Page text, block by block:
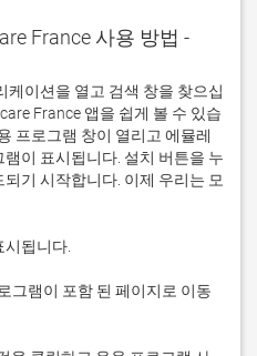
France 사용 방법 -
케이션을 열고 검색 창을 찾으십
France 앱을 쉽게 볼 수 있습
프로그램 창이 열리고 에뮬레
이 표시됩니다. 설치 버튼을 누
기 시작합니다. 이제 우리는 모